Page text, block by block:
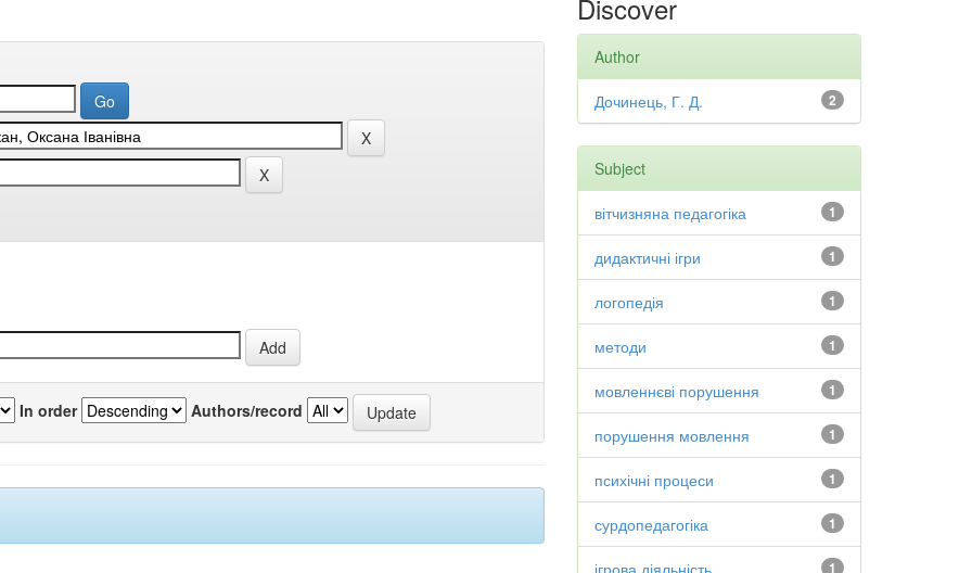
In order Authors/record
Discover
Author
2
Дочинець, Г. Д.
Subject
1
вітчизняна педагогіка
1
дидактичні ігри
1
логопедія
1
методи
1
мовленнєві порушення
1
порушення мовлення
1
психічні процеси
1
сурдопедагогіка
1
ігрова діяльність